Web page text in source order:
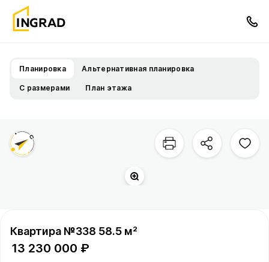
Планировка Альтернативная планировка
С размерами План этажа
Квартира №338 58.5 м²
13 230 000 ₽